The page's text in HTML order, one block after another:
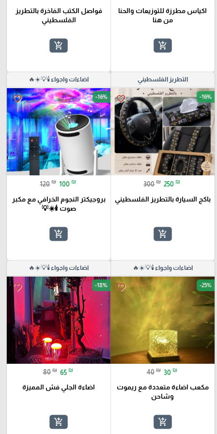
اكياس مطرزة للتوزيعات والحنا
من هنا
add_shopping_cart
فواصل الكتب الفاخرة بالتطريز
الفلسطيني
add_shopping_cart
التطريز الفلسطيني
favorite_border -16%
300 ₪ 250 ₪
باكج السيارة بالتطريز الفلسطيني
add_shopping_cart
اضاءات واجواء 🕯️💡☀️🔥
favorite_border -16%
120 ₪ 100 ₪
بروجيكتر النجوم الخرافي مع مكبر
صوت 🕯️☀️💡
add_shopping_cart
اضاءات واجواء 🕯️💡☀️🔥
favorite_border -25%
40 ₪ 30 ₪
مكعب اضاءة متعددة مع ريموت
وشاحن
add_shopping_cart
اضاءات واجواء 🕯️💡☀️🔥
favorite_border -18%
80 ₪ 65 ₪
اضاءة الجلي فش المميزة
add_shopping_cart